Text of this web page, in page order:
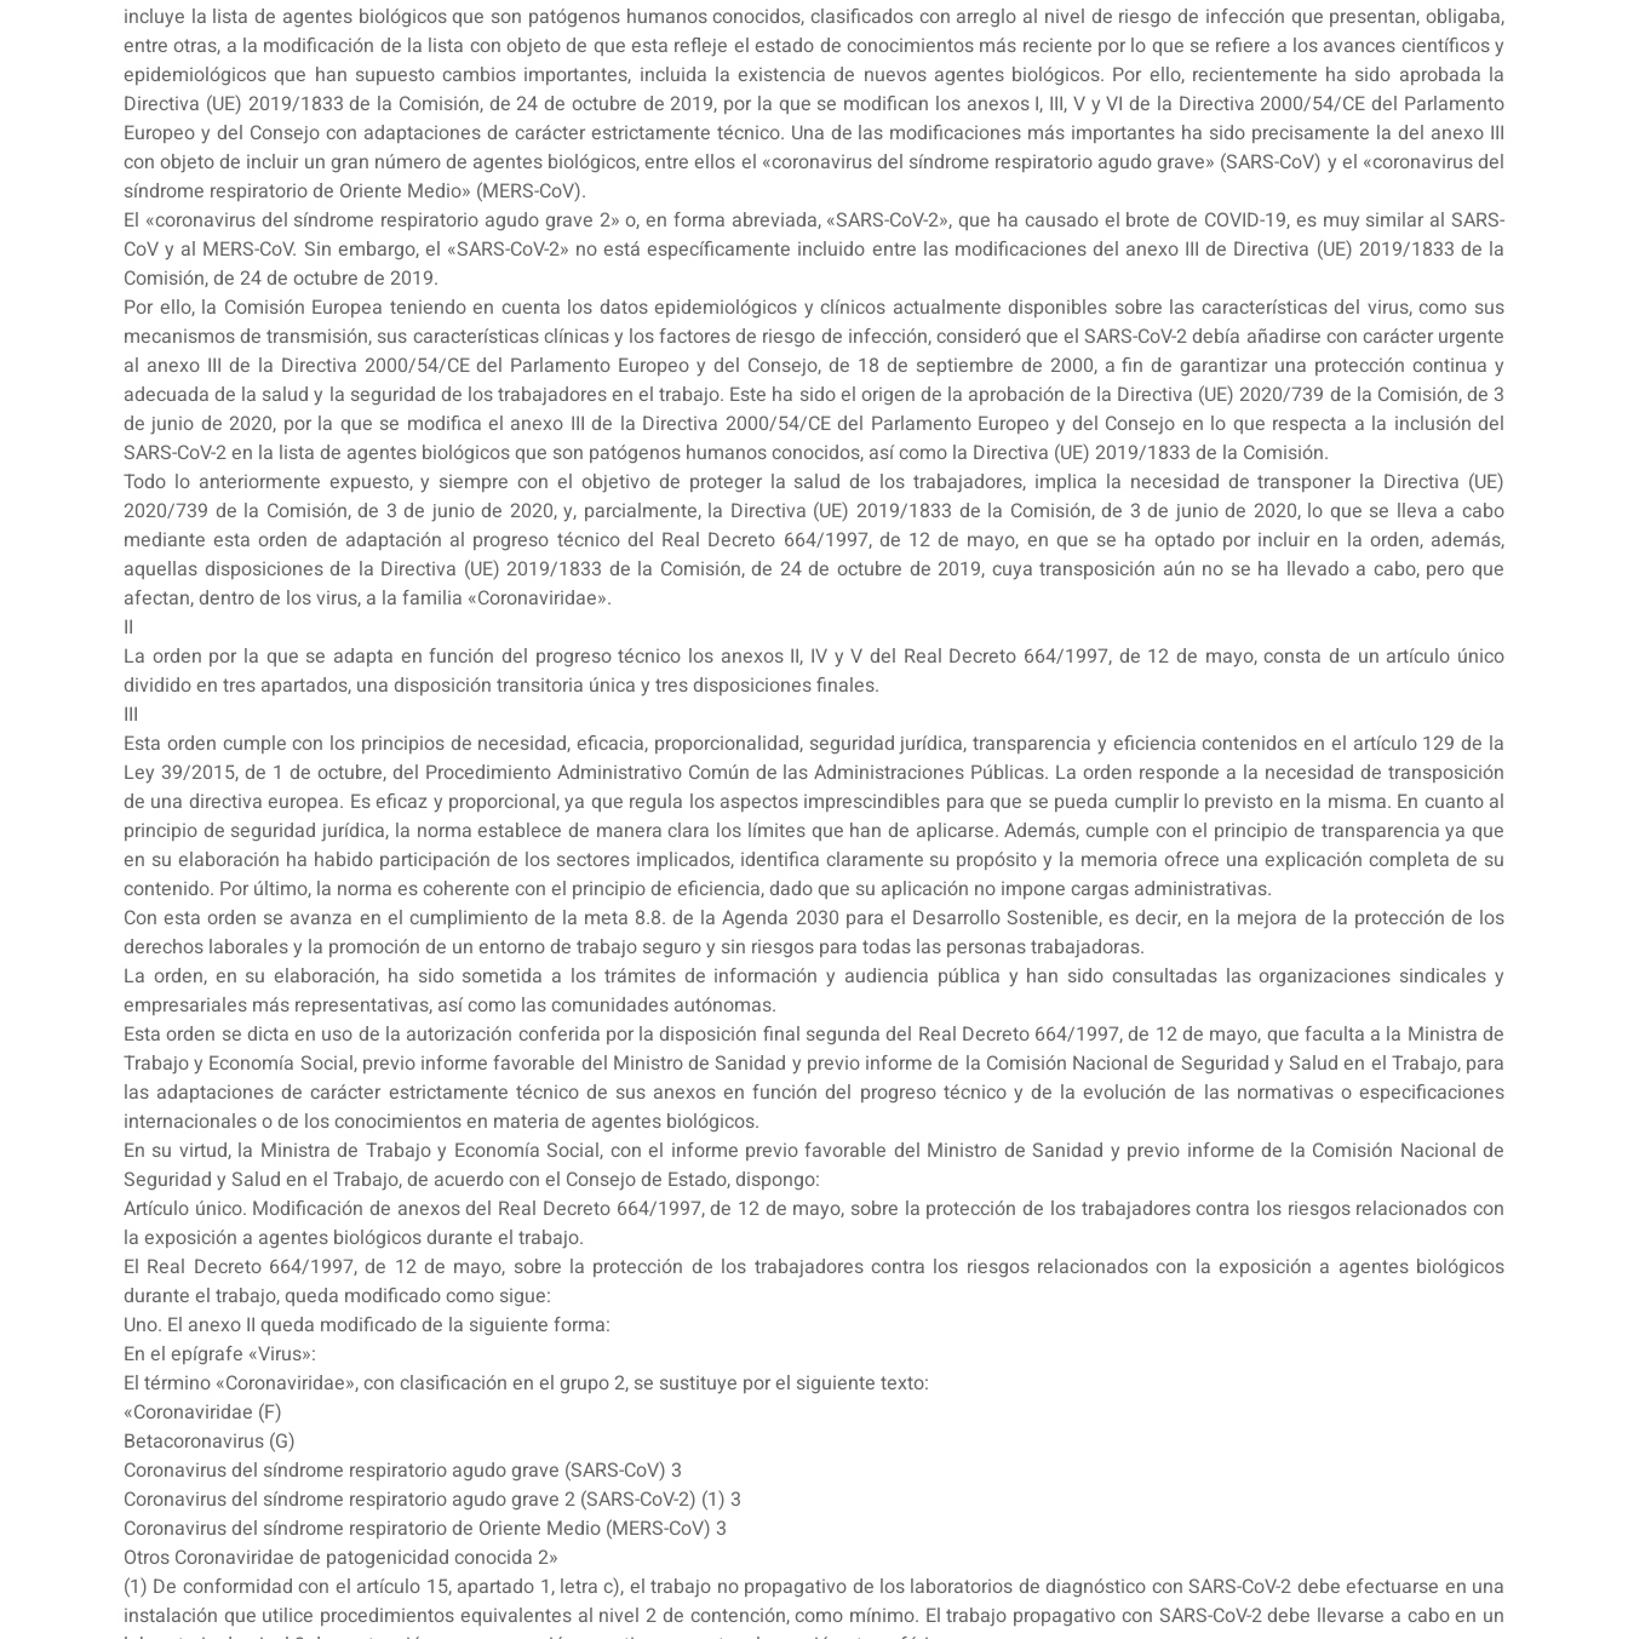
incluye la lista de agentes biológicos que son patógenos humanos conocidos, clasificados con arreglo al nivel de riesgo de infección que presentan, obligaba,
entre otras, a la modificación de la lista con objeto de que esta refleje el estado de conocimientos más reciente por lo que se refiere a los avances científicos y
epidemiológicos que han supuesto cambios importantes, incluida la existencia de nuevos agentes biológicos. Por ello, recientemente ha sido aprobada la
Directiva (UE) 2019/1833 de la Comisión, de 24 de octubre de 2019, por la que se modifican los anexos I, III, V y VI de la Directiva 2000/54/CE del Parlamento
Europeo y del Consejo con adaptaciones de carácter estrictamente técnico. Una de las modificaciones más importantes ha sido precisamente la del anexo III
con objeto de incluir un gran número de agentes biológicos, entre ellos el «coronavirus del síndrome respiratorio agudo grave» (SARS-CoV) y el «coronavirus del
síndrome respiratorio de Oriente Medio» (MERS-CoV).
El «coronavirus del síndrome respiratorio agudo grave 2» o, en forma abreviada, «SARS-CoV-2», que ha causado el brote de COVID-19, es muy similar al SARS-
CoV y al MERS-CoV. Sin embargo, el «SARS-CoV-2» no está específicamente incluido entre las modificaciones del anexo III de Directiva (UE) 2019/1833 de la
Comisión, de 24 de octubre de 2019.
Por ello, la Comisión Europea teniendo en cuenta los datos epidemiológicos y clínicos actualmente disponibles sobre las características del virus, como sus
mecanismos de transmisión, sus características clínicas y los factores de riesgo de infección, consideró que el SARS-CoV-2 debía añadirse con carácter urgente
al anexo III de la Directiva 2000/54/CE del Parlamento Europeo y del Consejo, de 18 de septiembre de 2000, a fin de garantizar una protección continua y
adecuada de la salud y la seguridad de los trabajadores en el trabajo. Este ha sido el origen de la aprobación de la Directiva (UE) 2020/739 de la Comisión, de 3
de junio de 2020, por la que se modifica el anexo III de la Directiva 2000/54/CE del Parlamento Europeo y del Consejo en lo que respecta a la inclusión del
SARS-CoV-2 en la lista de agentes biológicos que son patógenos humanos conocidos, así como la Directiva (UE) 2019/1833 de la Comisión.
Todo lo anteriormente expuesto, y siempre con el objetivo de proteger la salud de los trabajadores, implica la necesidad de transponer la Directiva (UE)
2020/739 de la Comisión, de 3 de junio de 2020, y, parcialmente, la Directiva (UE) 2019/1833 de la Comisión, de 3 de junio de 2020, lo que se lleva a cabo
mediante esta orden de adaptación al progreso técnico del Real Decreto 664/1997, de 12 de mayo, en que se ha optado por incluir en la orden, además,
aquellas disposiciones de la Directiva (UE) 2019/1833 de la Comisión, de 24 de octubre de 2019, cuya transposición aún no se ha llevado a cabo, pero que
afectan, dentro de los virus, a la familia «Coronaviridae».
II
La orden por la que se adapta en función del progreso técnico los anexos II, IV y V del Real Decreto 664/1997, de 12 de mayo, consta de un artículo único
dividido en tres apartados, una disposición transitoria única y tres disposiciones finales.
III
Esta orden cumple con los principios de necesidad, eficacia, proporcionalidad, seguridad jurídica, transparencia y eficiencia contenidos en el artículo 129 de la
Ley 39/2015, de 1 de octubre, del Procedimiento Administrativo Común de las Administraciones Públicas. La orden responde a la necesidad de transposición
de una directiva europea. Es eficaz y proporcional, ya que regula los aspectos imprescindibles para que se pueda cumplir lo previsto en la misma. En cuanto al
principio de seguridad jurídica, la norma establece de manera clara los límites que han de aplicarse. Además, cumple con el principio de transparencia ya que
en su elaboración ha habido participación de los sectores implicados, identifica claramente su propósito y la memoria ofrece una explicación completa de su
contenido. Por último, la norma es coherente con el principio de eficiencia, dado que su aplicación no impone cargas administrativas.
Con esta orden se avanza en el cumplimiento de la meta 8.8. de la Agenda 2030 para el Desarrollo Sostenible, es decir, en la mejora de la protección de los
derechos laborales y la promoción de un entorno de trabajo seguro y sin riesgos para todas las personas trabajadoras.
La orden, en su elaboración, ha sido sometida a los trámites de información y audiencia pública y han sido consultadas las organizaciones sindicales y
empresariales más representativas, así como las comunidades autónomas.
Esta orden se dicta en uso de la autorización conferida por la disposición final segunda del Real Decreto 664/1997, de 12 de mayo, que faculta a la Ministra de
Trabajo y Economía Social, previo informe favorable del Ministro de Sanidad y previo informe de la Comisión Nacional de Seguridad y Salud en el Trabajo, para
las adaptaciones de carácter estrictamente técnico de sus anexos en función del progreso técnico y de la evolución de las normativas o especificaciones
internacionales o de los conocimientos en materia de agentes biológicos.
En su virtud, la Ministra de Trabajo y Economía Social, con el informe previo favorable del Ministro de Sanidad y previo informe de la Comisión Nacional de
Seguridad y Salud en el Trabajo, de acuerdo con el Consejo de Estado, dispongo:
Artículo único. Modificación de anexos del Real Decreto 664/1997, de 12 de mayo, sobre la protección de los trabajadores contra los riesgos relacionados con
la exposición a agentes biológicos durante el trabajo.
El Real Decreto 664/1997, de 12 de mayo, sobre la protección de los trabajadores contra los riesgos relacionados con la exposición a agentes biológicos
durante el trabajo, queda modificado como sigue:
Uno. El anexo II queda modificado de la siguiente forma:
En el epígrafe «Virus»:
El término «Coronaviridae», con clasificación en el grupo 2, se sustituye por el siguiente texto:
«Coronaviridae (F)
Betacoronavirus (G)
Coronavirus del síndrome respiratorio agudo grave (SARS-CoV) 3
Coronavirus del síndrome respiratorio agudo grave 2 (SARS-CoV-2) (1) 3
Coronavirus del síndrome respiratorio de Oriente Medio (MERS-CoV) 3
Otros Coronaviridae de patogenicidad conocida 2»
(1) De conformidad con el artículo 15, apartado 1, letra c), el trabajo no propagativo de los laboratorios de diagnóstico con SARS-CoV-2 debe efectuarse en una
instalación que utilice procedimientos equivalentes al nivel 2 de contención, como mínimo. El trabajo propagativo con SARS-CoV-2 debe llevarse a cabo en un